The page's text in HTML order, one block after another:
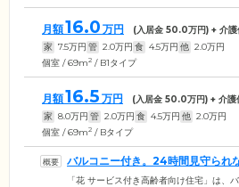
月額16.0 万円 (入居金 50.0万円) + 介
家 7.5万円 管 2.0万円 食 4.5万円 他 2.0万円
個室 / 69m2 / B1タイプ
月額16.5 万円 (入居金 50.0万円) + 介護
家 8.0万円 管 2.0万円 食 4.5万円 他 2.0万円
個室 / 69m2 / Bタイプ
バルコニー付き。24時間見守られ
きる賃貸住宅です
「花 サービス付き高齢者向け住宅」は、